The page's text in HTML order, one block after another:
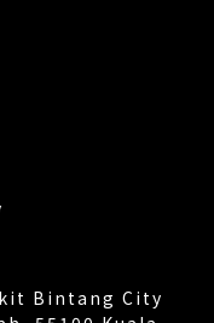
Bintang City